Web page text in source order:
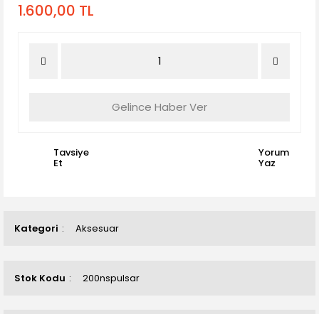
Kategori Aksesuar
Stok Kodu 200nspulsar
1.600,00 TL
Gelince Haber Ver
Tavsiye
Et
Yorum
Yaz